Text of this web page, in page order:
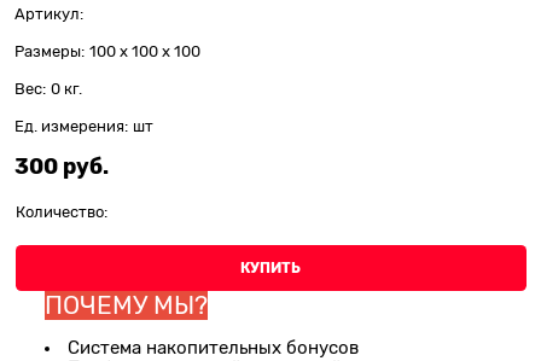
Артикул:
Размеры: 100 x 100 x 100
Вес: 0 кг.
Ед. измерения: шт
300 руб.
Количество:
КУПИТЬ
ПОЧЕМУ МЫ?
Система накопительных бонусов